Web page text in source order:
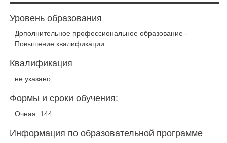
Уровень образования
Дополнительное профессиональное образование -
Повышение квалификации
Квалификация
не указано
Формы и сроки обучения:
Очная: 144
Информация по образовательной программе